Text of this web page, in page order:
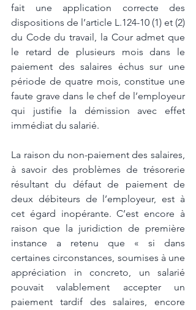
fait une application correcte des
dispositions de l’article L.124-10 (1) et (2)
du Code du travail, la Cour admet que
le retard de plusieurs mois dans le
paiement des salaires échus sur une
période de quatre mois, constitue une
faute grave dans le chef de l’employeur
qui justifie la démission avec effet
immédiat du salarié.
La raison du non-paiement des salaires,
à savoir des problèmes de trésorerie
résultant du défaut de paiement de
deux débiteurs de l’employeur, est à
cet égard inopérante. C’est encore à
raison que la juridiction de première
instance a retenu que « si dans
certaines circonstances, soumises à une
appréciation in concreto, un salarié
pouvait valablement accepter un
paiement tardif des salaires, encore